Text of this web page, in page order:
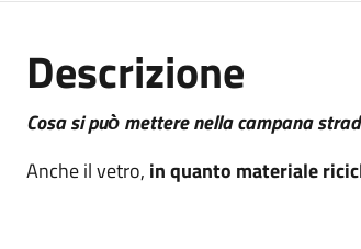
Descrizione
Cosa si può̀ mettere nella campana
Anche il vetro, in quanto materiale